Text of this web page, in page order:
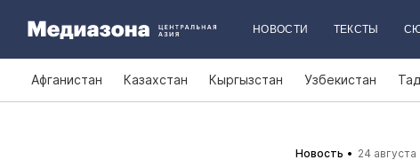
НОВОСТИ ТЕКСТЫ
Афганистан Казахстан Кыргызстан Узбекистан
Новость 24